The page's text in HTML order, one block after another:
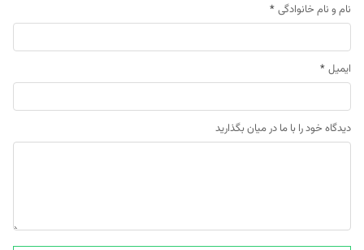
نام و نام خانوادگی *
ایمیل *
دیدگاه خود را با ما در میان بگذارید